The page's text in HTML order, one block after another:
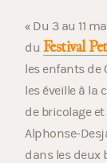
« Du 3 au 11
du Festival
les enfants
les éveille à la
de bricolage
Alphonse-
dans les deux